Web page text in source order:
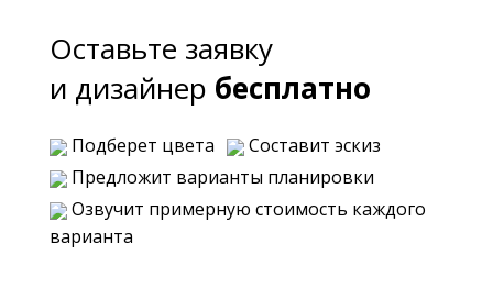
Оставьте заявку
и дизайнер бесплатно
Подберет цвета
Составит эскиз
Предложит варианты планировки
Озвучит примерную стоимость каждого
варианта